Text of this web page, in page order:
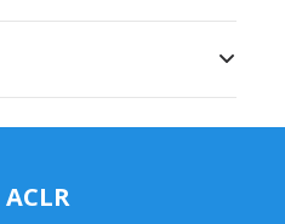
ACLR